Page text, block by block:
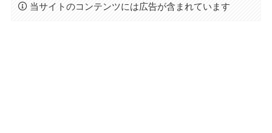
当サイトのコンテンツには広告が含まれています